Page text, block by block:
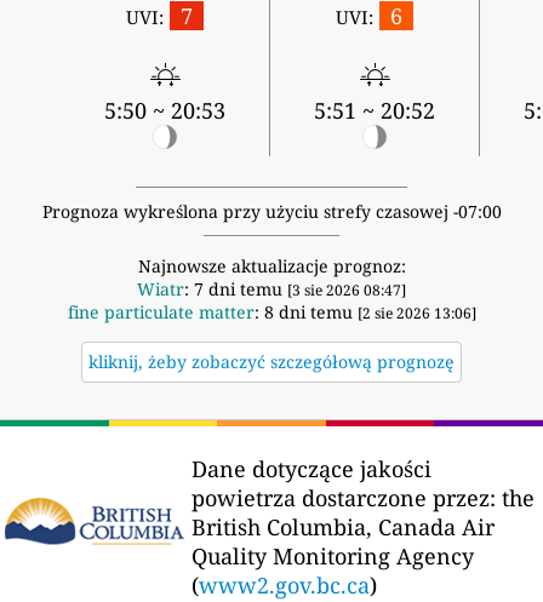
UVI: 7
5:50 ~ 20:53
UVI: 6
5:51 ~ 20:52
Prognoza wykreślona przy użyciu strefy czasowej -07:00
Najnowsze aktualizacje prognoz:
Wiatr: 7 dni temu [3 sie 2026 08:47]
fine particulate matter: 8 dni temu [2 sie 2026 13:06]
kliknij, żeby zobaczyć szczegółową prognozę
Dane dotyczące jakości
powietrza dostarczone przez: the
British Columbia, Canada Air
Quality Monitoring Agency
(www2.gov.bc.ca)